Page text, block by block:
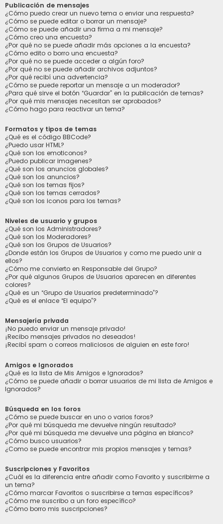
Publicación de mensajes
¿Cómo puedo crear un nuevo tema o enviar una respuesta?
¿Cómo se puede editar o borrar un mensaje?
¿Cómo se puede añadir una firma a mi mensaje?
¿Cómo creo una encuesta?
¿Por qué no se puede añadir más opciones a la encuesta?
¿Cómo edito o borro una encuesta?
¿Por qué no se puede acceder a algún foro?
¿Por qué no se puede añadir archivos adjuntos?
¿Por qué recibí una advertencia?
¿Cómo se puede reportar un mensaje a un moderador?
¿Para qué sirve el botón “Guardar” en la publicación de temas?
¿Por qué mis mensajes necesitan ser aprobados?
¿Cómo hago para reactivar un tema?
Formatos y tipos de temas
¿Qué es el código BBCode?
¿Puedo usar HTML?
¿Qué son los emoticonos?
¿Puedo publicar imagenes?
¿Qué son los anuncios globales?
¿Qué son los anuncios?
¿Qué son los temas fijos?
¿Qué son los temas cerrados?
¿Qué son los iconos para los temas?
Niveles de usuario y grupos
¿Qué son los Administradores?
¿Qué son los Moderadores?
¿Qué son los Grupos de Usuarios?
¿Donde están los Grupos de Usuarios y como me puedo unir a
ellos?
¿Cómo me convierto en Responsable del Grupo?
¿Por qué algunos Grupos de Usuarios aparecen en diferentes
colores?
¿Qué es un “Grupo de Usuarios predeterminado”?
¿Qué es el enlace “El equipo”?
Mensajería privada
¡No puedo enviar un mensaje privado!
¡Recibo mensajes privados no deseados!
¡Recibí spam o correos maliciosos de alguien en este foro!
Amigos e Ignorados
¿Qué es la lista de Mis Amigos e Ignorados?
¿Cómo se puede añadir o borrar usuarios de mi lista de Amigos e
Ignorados?
Búsqueda en los foros
¿Cómo se puede buscar en uno o varios foros?
¿Por qué mi búsqueda me devuelve ningún resultado?
¿Por qué mi búsqueda me devuelve una página en blanco?
¿Cómo busco usuarios?
¿Como se puede encontrar mis propios mensajes y temas?
Suscripciones y Favoritos
¿Cuál es la diferencia entre añadir como Favorito y suscribirme a
un tema?
¿Cómo marcar Favoritos o suscribirse a temas específicos?
¿Cómo me suscribo a un foro específico?
¿Cómo borro mis suscripciones?